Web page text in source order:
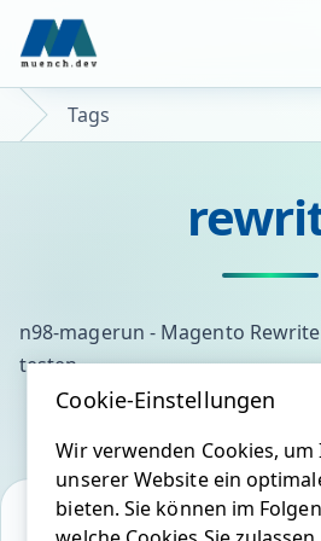
Tags
n98-magerun - Magento
testen
Cookie-Einstellungen
Wir verwenden Cookies,
unserer Website ein
bieten. Sie können im